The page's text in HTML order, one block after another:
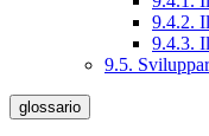
9.4.2.
9.4.3.
9.5.
glossario